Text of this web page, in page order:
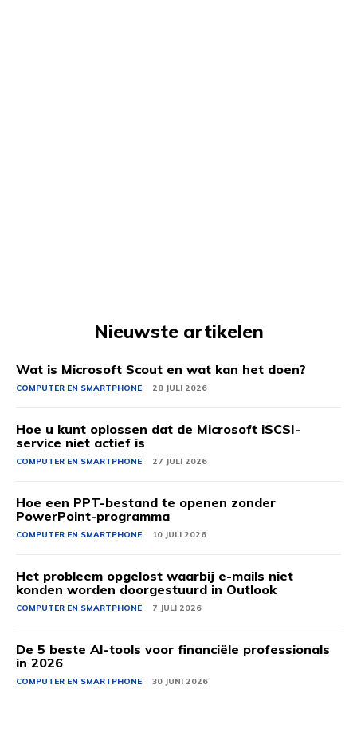
Nieuwste artikelen
Wat is Microsoft Scout en wat kan het doen?
COMPUTER EN SMARTPHONE 28 JULI 2026
Hoe u kunt oplossen dat de Microsoft iSCSI-
service niet actief is
COMPUTER EN SMARTPHONE 27 JULI 2026
Hoe een PPT-bestand te openen zonder
PowerPoint-programma
COMPUTER EN SMARTPHONE 10 JULI 2026
Het probleem opgelost waarbij e-mails niet
konden worden doorgestuurd in Outlook
COMPUTER EN SMARTPHONE 7 JULI 2026
De 5 beste AI-tools voor financiële professionals
in 2026
COMPUTER EN SMARTPHONE 30 JUNI 2026